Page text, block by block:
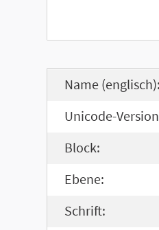
Name (englisch):
Unicode-
Block:
Ebene:
Schrift: